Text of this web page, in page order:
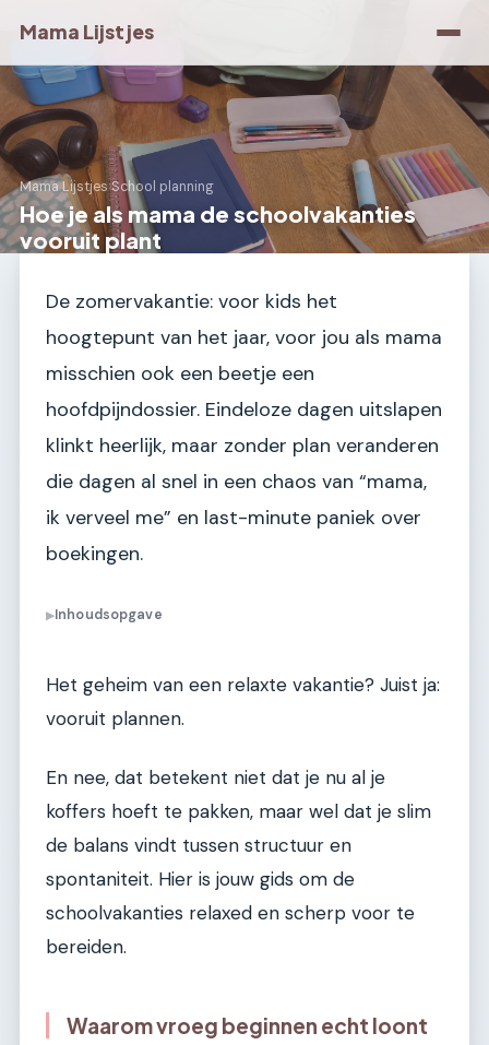
Mama Lijstjes
Mama Lijstjes›School planning
Hoe je als mama de schoolvakanties
vooruit plant
De zomervakantie: voor kids het
hoogtepunt van het jaar, voor jou als mama
misschien ook een beetje een
hoofdpijndossier. Eindeloze dagen uitslapen
klinkt heerlijk, maar zonder plan veranderen
die dagen al snel in een chaos van “mama,
ik verveel me” en last-minute paniek over
boekingen.
▶Inhoudsopgave
Het geheim van een relaxte vakantie? Juist ja:
vooruit plannen.
En nee, dat betekent niet dat je nu al je
koffers hoeft te pakken, maar wel dat je slim
de balans vindt tussen structuur en
spontaniteit. Hier is jouw gids om de
schoolvakanties relaxed en scherp voor te
bereiden.
Waarom vroeg beginnen echt loont